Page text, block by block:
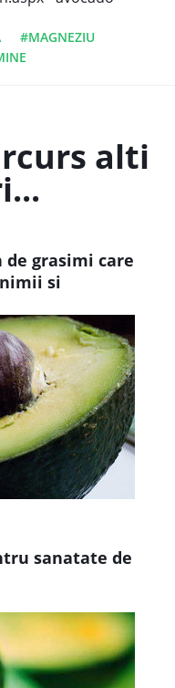
#MAGNEZIU
alti
grasimi care
si
sanatate de